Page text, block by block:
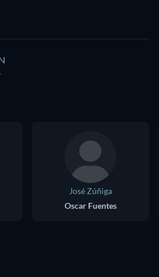
José Zúñiga
Oscar Fuentes